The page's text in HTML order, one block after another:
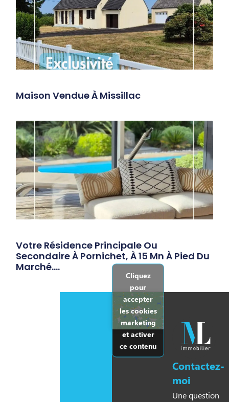
Maison Vendue À Missillac
Votre Résidence Principale Ou
Secondaire À Pornichet, À 15 Mn À Pied Du
Marché….
Cliquez
pour
accepter
les cookies
marketing
et activer
ce contenu
Contactez-
moi
Une question